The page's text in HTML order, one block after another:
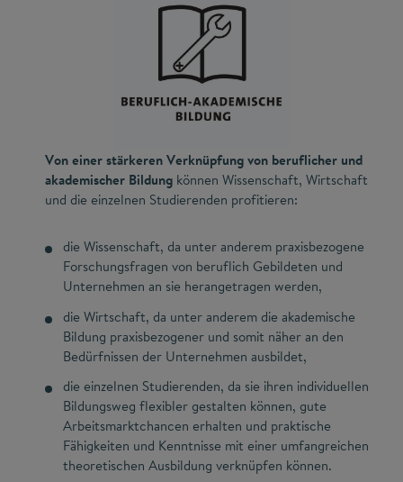
Von einer stärkeren Verknüpfung von beruflicher und
akademischer Bildung können Wissenschaft, Wirtschaft
und die einzelnen Studierenden profitieren:
die Wissenschaft, da unter anderem praxisbezogene
Forschungsfragen von beruflich Gebildeten und
Unternehmen an sie herangetragen werden,
die Wirtschaft, da unter anderem die akademische
Bildung praxisbezogener und somit näher an den
Bedürfnissen der Unternehmen ausbildet,
die einzelnen Studierenden, da sie ihren individuellen
Bildungsweg flexibler gestalten können, gute
Arbeitsmarktchancen erhalten und praktische
Fähigkeiten und Kenntnisse mit einer umfangreichen
theoretischen Ausbildung verknüpfen können.